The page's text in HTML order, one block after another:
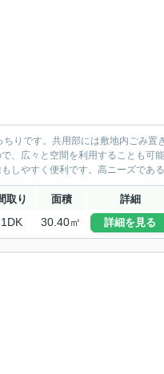
りです。共用部には敷地内ごみ置
、広々と空間を利用することも可
しやすく便利です。高ニーズであ
取り 面積 詳細
1DK 30.40㎡ 詳細を見る